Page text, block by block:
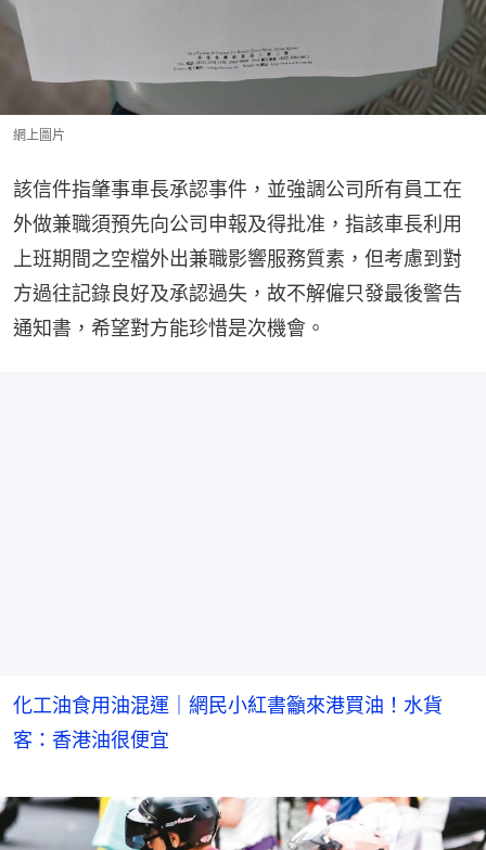
網上圖片
該信件指肇事車長承認事件，並強調公司所有員工在
外做兼職須預先向公司申報及得批准，指該車長利用
上班期間之空檔外出兼職影響服務質素，但考慮到對
方過往記錄良好及承認過失，故不解僱只發最後警告
通知書，希望對方能珍惜是次機會。
化工油食用油混運｜網民小紅書籲來港買油！水貨
客：香港油很便宜